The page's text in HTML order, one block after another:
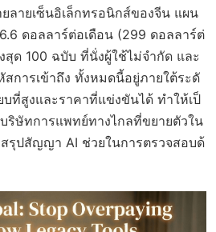
ลายเซ็นอิเล็กทรอนิกส์ของจีน แผน
ดอลลาร์ต่อเดือน (299 ดอลลาร์ต่
สุด 100 ฉบับ ที่นั่งผู้ใช้ไม่จำกัด และ
การเข้าถึง ทั้งหมดนี้อยู่ภายใต้ระดั
ที่สูงและราคาที่แข่งขันได้ ทำให้เป็
ริษัทการแพทย์ทางไกลที่ขยายตัวใน
รุปสัญญา AI ช่วยในการตรวจสอบด้